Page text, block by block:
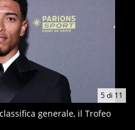
5di 11
generale, il Trofeo